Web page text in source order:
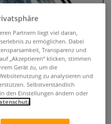
Set
ASF 1
Partnern liegt viel daran,
zu ermöglichen. Dabei
Transparenz und
„Akzeptieren“ klicken, stimmen
Gerät zu, um die
zu analysieren und
Selbstverständlich
den Einstellungen ändern oder